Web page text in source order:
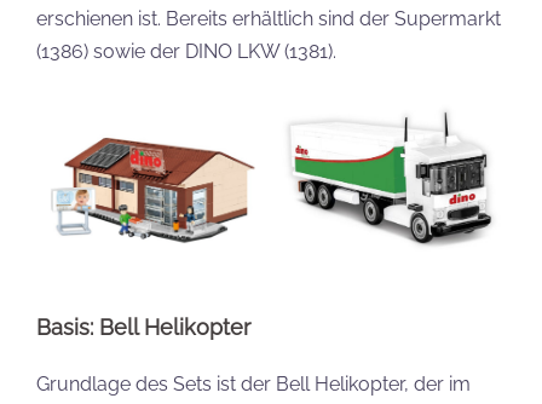
erschienen ist. Bereits erhältlich sind der Supermarkt
(1386) sowie der DINO LKW (1381).
Basis: Bell Helikopter
Grundlage des Sets ist der Bell Helikopter, der im